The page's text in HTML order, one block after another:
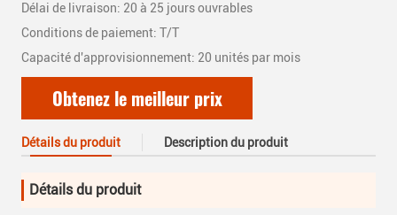
Délai de livraison: 20 à 25 jours ouvrables
Conditions de paiement: T/T
Capacité d'approvisionnement: 20 unités par mois
Obtenez le meilleur prix
Détails du produit Description du produit
Détails du produit